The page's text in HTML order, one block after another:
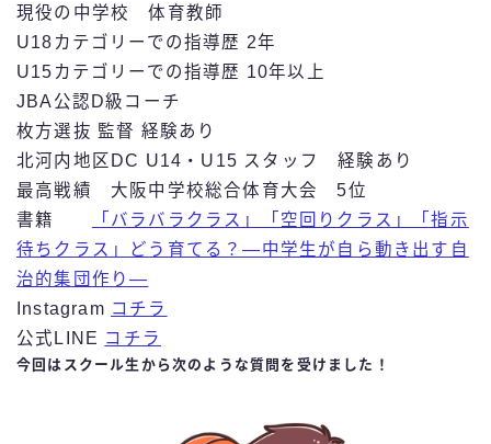
現役の中学校 体育教師
U18カテゴリーでの指導歴 2年
U15カテゴリーでの指導歴 10年以上
JBA公認D級コーチ
枚方選抜 監督 経験あり
北河内地区DC U14・U15 スタッフ 経験あり
最高戦績 大阪中学校総合体育大会 5位
書籍
「バラバラクラス」「空回りクラス」「指示
待ちクラス」どう育てる？―中学生が自ら動き出す自
治的集団作り―
Instagram コチラ
公式LINE コチラ
今回はスクール生から次のような質問を受けました！